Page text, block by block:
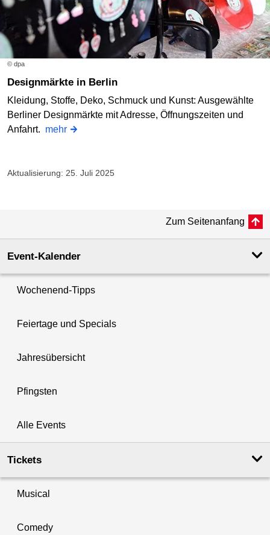
© dpa
Designmärkte in Berlin
Kleidung, Stoffe, Deko, Schmuck und Kunst: Ausgewählte
Berliner Designmärkte mit Adresse, Öffnungszeiten und
Anfahrt. mehr
Aktualisierung: 25. Juli 2025
Zum Seitenanfang
Event-Kalender
Wochenend-Tipps
Feiertage und Specials
Jahresübersicht
Pfingsten
Alle Events
Tickets
Musical
Comedy